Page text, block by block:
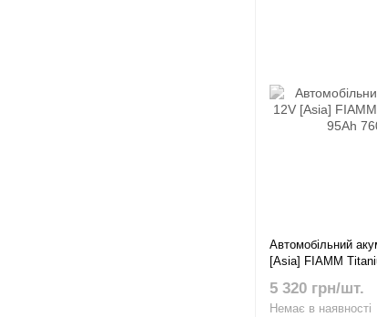
Автомобільний
[Asia] FIAMM
5 320 грн/шт.
Немає в наявності